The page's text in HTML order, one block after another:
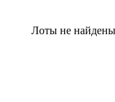
Лоты не